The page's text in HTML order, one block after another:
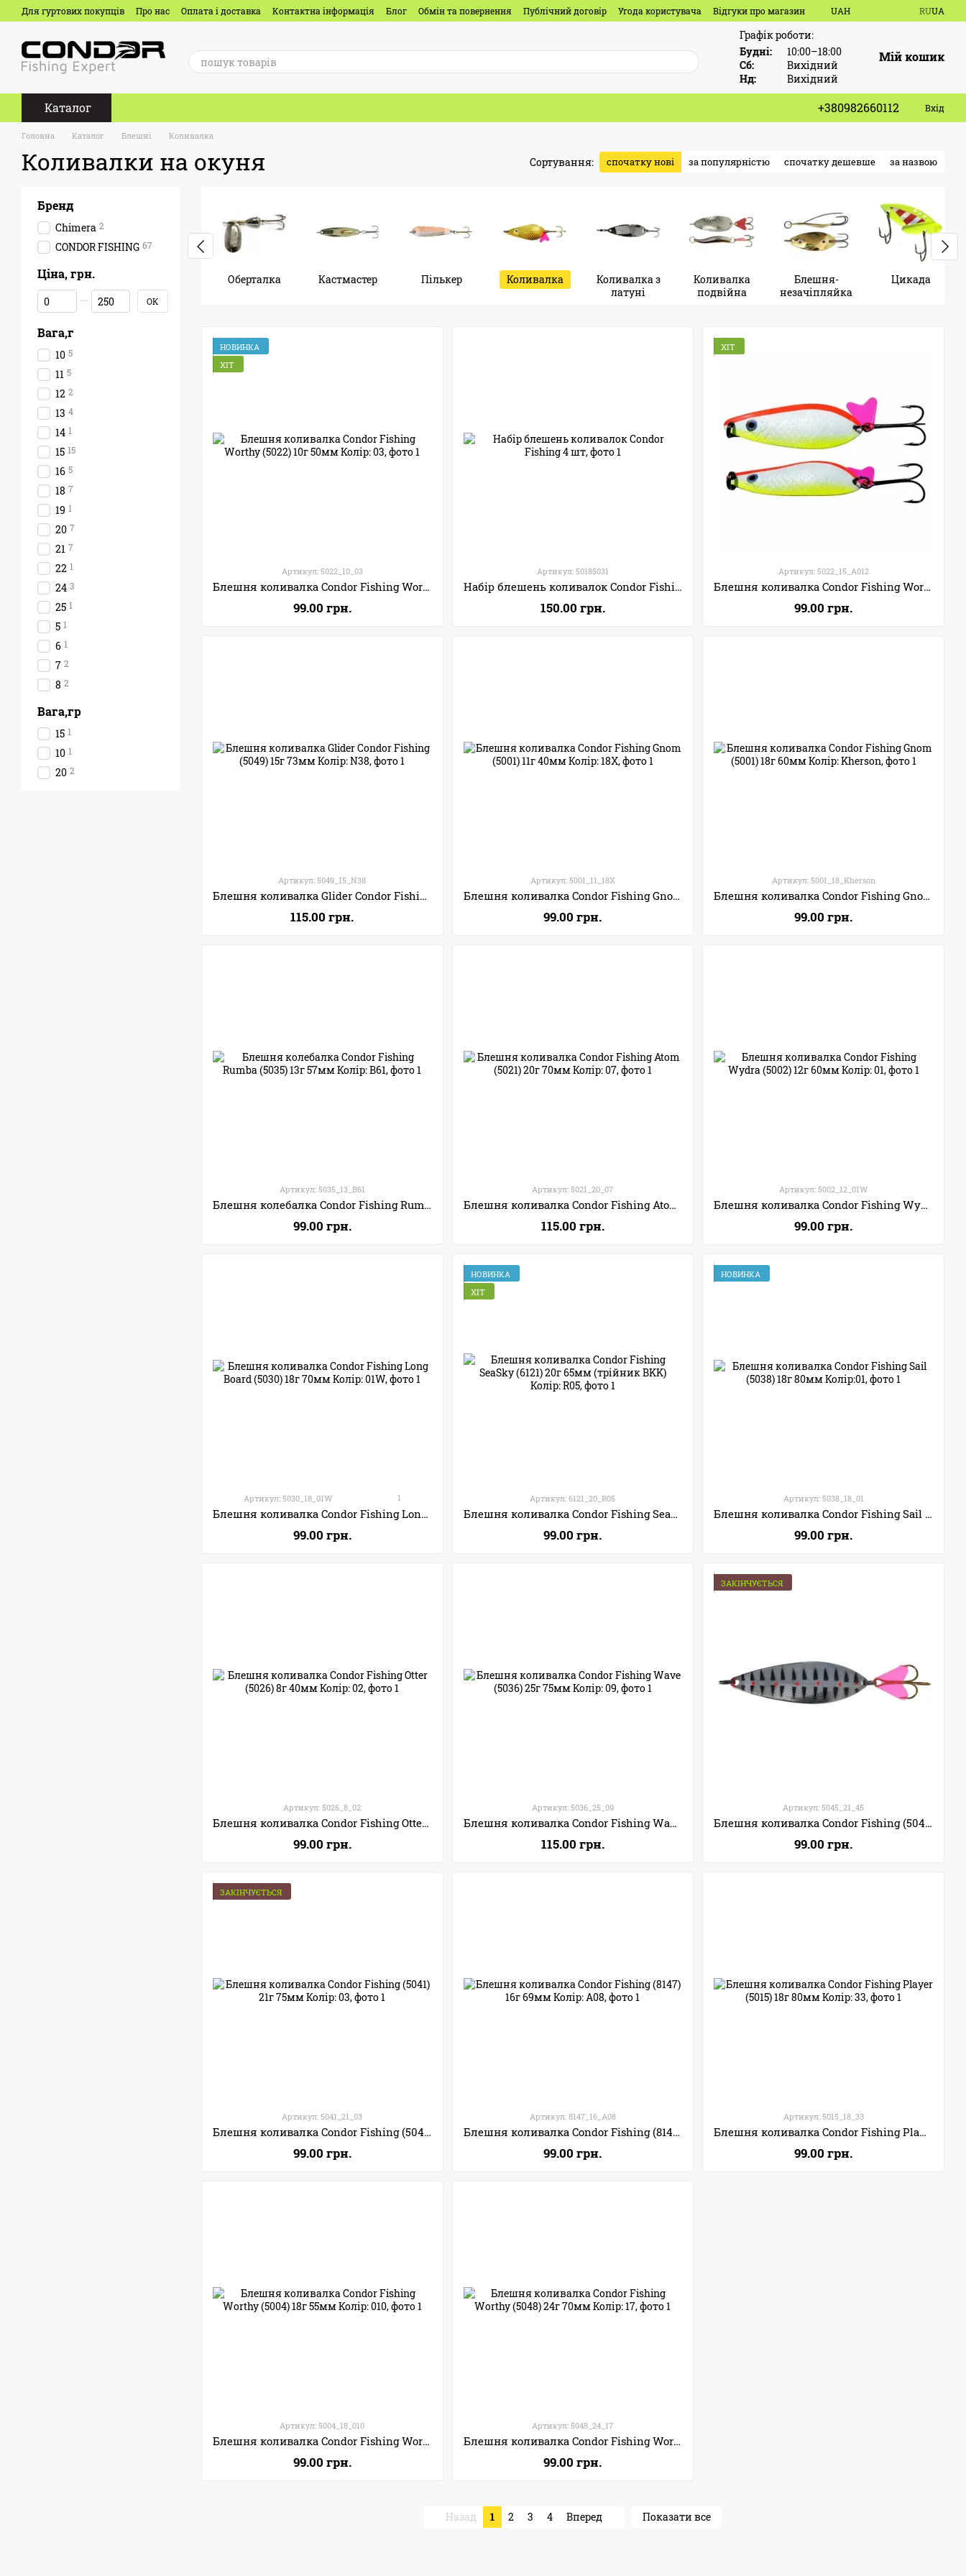
Перейти до основного контенту
Для гуртових покупців Про нас Оплата і доставка Контактна інформація Блог Обмін та повернення Публічний договір Угода користувача Відгуки про магазин UAH RUUA
Графік роботи:
Будні:
10:00–18:00
Сб:
Вихідний
Нд:
Вихідний
Мій кошик
Каталог +380982660112 Вхід
Головна Каталог Блешні Коливалка
Коливалки на окуня Сортування: спочатку нові за популярністю спочатку дешевше за назвою
Оберталка Кастмастер Пількер Коливалка
Коливалка з
латуні
Коливалка
подвійна
Блешня-
незачіпляйка
Цикада
НОВИНКА
ХІТ
Артикул: 5022_10_03
Блешня коливалка Condor Fishing Worthy (5022) 10г 50мм Колір: 03
99.00 грн.
Артикул: 50185031
Набір блешень коливалок Condor Fishing 4 шт
150.00 грн.
ХІТ
Артикул: 5022_15_A012
Блешня коливалка Condor Fishing Worthy (5022) 15г 63мм Колір: A012
99.00 грн.
Артикул: 5049_15_N38
Блешня коливалка Glider Condor Fishing (5049) 15г 73мм Колір: N38
115.00 грн.
Артикул: 5001_11_18X
Блешня коливалка Condor Fishing Gnom (5001) 11г 40мм Колір: 18X
99.00 грн.
Артикул: 5001_18_Kherson
Блешня коливалка Condor Fishing Gnom (5001) 18г 60мм Колір: Kherson
99.00 грн.
Артикул: 5035_13_B61
Блешня колебалка Condor Fishing Rumba (5035) 13г 57мм Колір: B61
99.00 грн.
Артикул: 5021_20_07
Блешня коливалка Condor Fishing Atom (5021) 20г 70мм Колір: 07
115.00 грн.
Артикул: 5002_12_01W
Блешня коливалка Condor Fishing Wydra (5002) 12г 60мм Колір: 01
99.00 грн.
Артикул: 5030_18_01W 1
Блешня коливалка Condor Fishing Long Board (5030) 18г 70мм Колір: 01W
99.00 грн.
НОВИНКА
ХІТ
Артикул: 6121_20_R05
Блешня коливалка Condor Fishing SeaSky (6121) 20г 65мм (трійник BKK) Колір: R05
99.00 грн.
НОВИНКА
Артикул: 5038_18_01
Блешня коливалка Condor Fishing Sail (5038) 18г 80мм Колір:01
99.00 грн.
Артикул: 5026_8_02
Блешня коливалка Condor Fishing Otter (5026) 8г 40мм Колір: 02
99.00 грн.
Артикул: 5036_25_09
Блешня коливалка Condor Fishing Wave (5036) 25г 75мм Колір: 09
115.00 грн.
ЗАКІНЧУЄТЬСЯ
Артикул: 5045_21_45
Блешня коливалка Condor Fishing (5045) 21г 77мм Колір: 45
99.00 грн.
ЗАКІНЧУЄТЬСЯ
Артикул: 5041_21_03
Блешня коливалка Condor Fishing (5041) 21г 75мм Колір: 03
99.00 грн.
Артикул: 8147_16_A08
Блешня коливалка Condor Fishing (8147) 16г 69мм Колір: A08
99.00 грн.
Артикул: 5015_18_33
Блешня коливалка Condor Fishing Player (5015) 18г 80мм Колір: 33
99.00 грн.
Артикул: 5004_18_010
Блешня коливалка Condor Fishing Worthy (5004) 18г 55мм Колір: 010
99.00 грн.
Артикул: 5048_24_17
Блешня коливалка Condor Fishing Worthy (5048) 24г 70мм Колір: 17
99.00 грн.
Назад 1 2 3 4 Вперед Показати все
Бренд
Chimera 2
CONDOR FISHING 67
Ціна, грн.
Від Ціна, грн.
До Ціна, грн. ОК
Вага,г
10 5
11 5
12 2
13 4
14 1
15 15
16 5
18 7
19 1
20 7
21 7
22 1
24 3
25 1
5 1
6 1
7 2
8 2
Вага,гр
15 1
10 1
20 2